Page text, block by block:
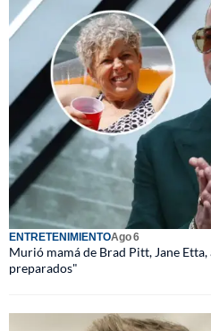
ENTRETENIMIENTOAgo 6
Murió mamá de Brad Pitt, Jane
preparados"